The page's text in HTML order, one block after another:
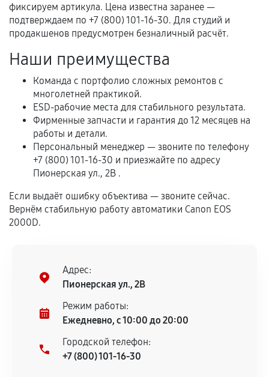
Самостоятельный ремонт или вмешательство
третьих лиц.
предусмотрено отдельно.
Обращение после окончания гарантийного
срока.
Программные сбои, если это не указано в
отдельных условиях.
Если комплектующие куплены
самостоятельно
Гарантия на выполненные работы может
техническим параметрам и не имеют внешних
Установка была выполнена нашим сервисным
центром.
При этом гарантия на сами комплектующие
остается на стороне производителя или
фиксируем артикула. Цена известна заранее —
подтверждаем по +7 (800) 101-16-30. Для студий и
продакшенов предусмотрен безналичный расчёт.
Наши преимущества
Команда с портфолио сложных ремонтов с
многолетней практикой.
ESD-рабочие места для стабильного результата.
Фирменные запчасти и гарантия до 12 месяцев на
работы и детали.
Персональный менеджер — звоните по телефону
+7 (800) 101-16-30 и приезжайте по адресу
Пионерская ул., 2В .
Если выдаёт ошибку объектива — звоните сейчас.
Вернём стабильную работу автоматики Canon EOS
2000D.
Адрес:
Пионерская ул., 2В
Режим работы:
Ежедневно, с 10:00 до 20:00
Городской телефон:
+7 (800) 101-16-30